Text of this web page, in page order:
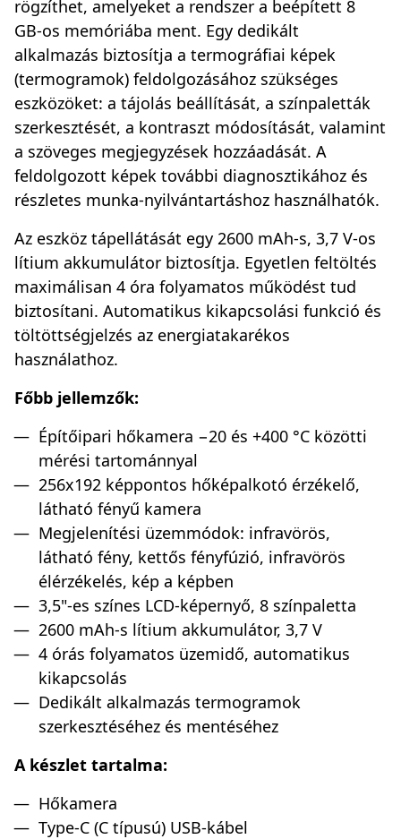
rögzíthet, amelyeket a rendszer a beépített 8
GB-os memóriába ment. Egy dedikált
alkalmazás biztosítja a termográfiai képek
(termogramok) feldolgozásához szükséges
eszközöket: a tájolás beállítását, a színpaletták
szerkesztését, a kontraszt módosítását, valamint
a szöveges megjegyzések hozzáadását. A
feldolgozott képek további diagnosztikához és
részletes munka-nyilvántartáshoz használhatók.
Az eszköz tápellátását egy 2600 mAh-s, 3,7 V-os
lítium akkumulátor biztosítja. Egyetlen feltöltés
maximálisan 4 óra folyamatos működést tud
biztosítani. Automatikus kikapcsolási funkció és
töltöttségjelzés az energiatakarékos
használathoz.
Főbb jellemzők:
Építőipari hőkamera −20 és +400 °C közötti
mérési tartománnyal
256x192 képpontos hőképalkotó érzékelő,
látható fényű kamera
Megjelenítési üzemmódok: infravörös,
látható fény, kettős fényfúzió, infravörös
élérzékelés, kép a képben
3,5"-es színes LCD-képernyő, 8 színpaletta
2600 mAh-s lítium akkumulátor, 3,7 V
4 órás folyamatos üzemidő, automatikus
kikapcsolás
Dedikált alkalmazás termogramok
szerkesztéséhez és mentéséhez
A készlet tartalma:
Hőkamera
Type-C (C típusú) USB-kábel